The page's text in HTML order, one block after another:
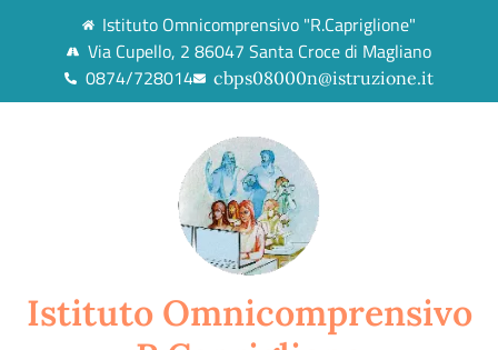
Istituto Omnicomprensivo "R.Capriglione"
Via Cupello, 2 86047 Santa Croce di Magliano
0874/728014
cbps08000n@istruzione.it
Istituto Omnicomprensivo